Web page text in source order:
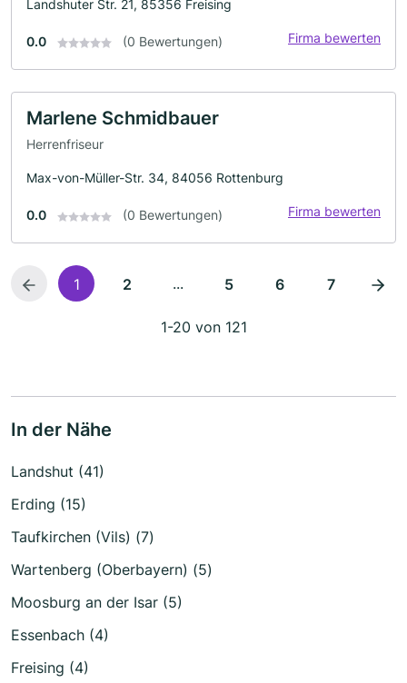
Landshuter Str. 21, 85356 Freising
0.0 (0 Bewertungen) Firma bewerten
Marlene Schmidbauer
Herrenfriseur
Max-von-Müller-Str. 34, 84056 Rottenburg
0.0 (0 Bewertungen) Firma bewerten
1 2 ... 5 6 7
1-20 von 121
In der Nähe
Landshut (41)
Erding (15)
Taufkirchen (Vils) (7)
Wartenberg (Oberbayern) (5)
Moosburg an der Isar (5)
Essenbach (4)
Freising (4)